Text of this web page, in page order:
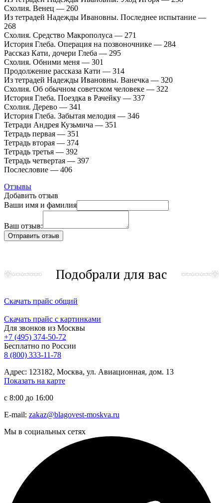
Схолия. Венец — 260
Из тетрадей Надежды Ивановны. Последнее испытание —
268
Схолия. Средство Макрополуса — 271
История Глеба. Операция на позвоночнике — 284
Рассказ Кати, дочери Глеба — 295
Схолия. Обними меня — 301
Продолжение рассказа Кати — 314
Из тетрадей Надежды Ивановны. Ванечка — 320
Схолия. Об обычном советском человеке — 322
История Глеба. Поездка в Рачейку — 337
Схолия. Дерево — 341
История Глеба. Забытая мелодия — 346
Тетради Андрея Кузьмича — 351
Тетрадь первая — 351
Тетрадь вторая — 374
Тетрадь третья — 392
Тетрадь четвертая — 397
Послесловие — 406
Отзывы
Добавить отзыв
Ваши имя и фамилия
Ваш отзыв:
Подобрали для вас
Скачать прайс общий
Скачать прайс с картинками
Для звонков из Москвы
+7 (495) 374-50-72
Бесплатно по России
8 (800) 333-11-78
Адрес: 123182, Москва, ул. Авиационная, дом. 13
Показать на карте
с 8:00 до 16:00
E-mail: zakaz@blagovest-moskva.ru
Мы в социальных сетях